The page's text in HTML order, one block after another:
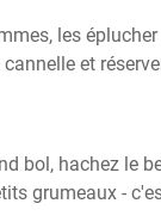
les
cannelle et
bol, hachez le
grumeaux -